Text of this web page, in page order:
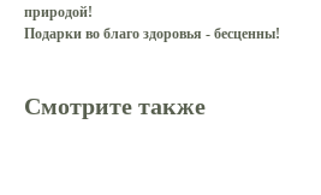
природой!
Подарки во благо здоровья - бесценны!
Смотрите также